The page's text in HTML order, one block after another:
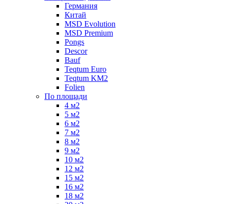
Германия
Китай
MSD Evolution
MSD Premium
Pongs
Descor
Bauf
Teqtum Euro
Teqtum KM2
Folien
По площади
4 м2
5 м2
6 м2
7 м2
8 м2
9 м2
10 м2
12 м2
15 м2
16 м2
18 м2